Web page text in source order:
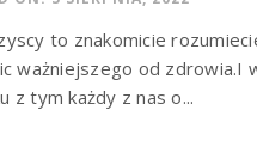
to znakomicie
ważniejszego od zdrowia.I
z tym każdy z nas o...